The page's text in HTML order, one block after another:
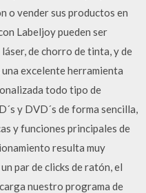
o vender sus productos en
Labeljoy pueden ser
de chorro de tinta, y de
excelente herramienta
todo tipo de
y DVD´s de forma sencilla,
y funciones principales de
resulta muy
par de clicks de ratón, el
nuestro programa de